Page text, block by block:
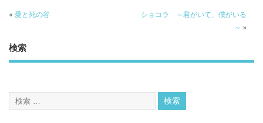
« 愛と死の谷
ショコラ ～君がいて、僕がいる
～ »
検索